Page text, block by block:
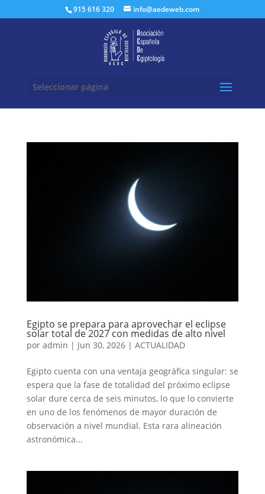
915 616 320 info@aedeweb.com
Seleccionar página
Egipto se prepara para aprovechar el eclipse
solar total de 2027 con medidas de alto nivel
por admin | Jun 30, 2026| ACTUALIDAD
Egipto cuenta con una ventaja geográfica singular: se
espera que la fase de totalidad del próximo eclipse
solar dure cerca de seis minutos, lo que lo convierte
en uno de los fenómenos de mayor duración de
observación a nivel mundial. Esta rara alineación
astronómica...